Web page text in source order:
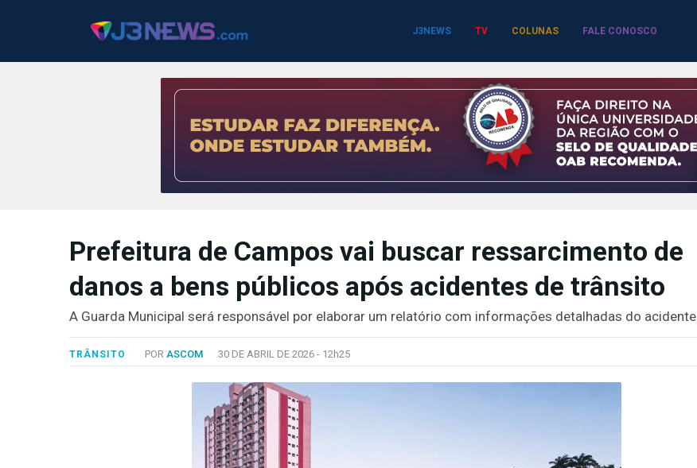
J3NEWS TV COLUNAS FALE CONOSCO
Prefeitura de Campos vai buscar ressarcimento de
danos a bens públicos após acidentes de trânsito
A Guarda Municipal será responsável por elaborar um relatório com informações detalhadas do acidente
TRÂNSITO POR ASCOM 30 DE ABRIL DE 2026 - 12h25